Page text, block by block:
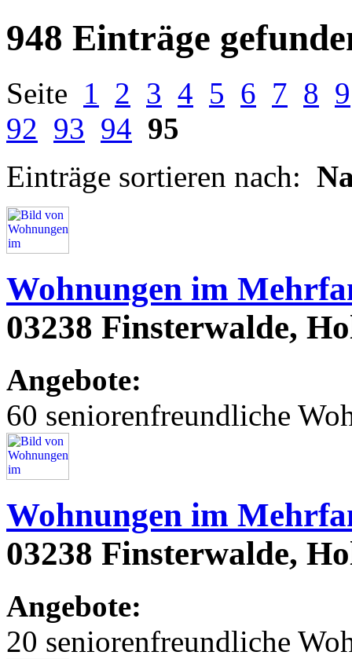
948 Einträge
Seite 1 2 3 4 5 6 7 8 9
92 93 94 95
Einträge sortieren nach:
Wohnungen im
03238 Finsterwalde,
Angebote:
60 seniorenfreundliche
Wohnungen im
03238 Finsterwalde,
Angebote:
20 seniorenfreundliche